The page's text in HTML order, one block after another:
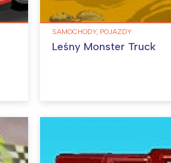
SAMOCHODY, POJAZDY
Leśny Monster Truck